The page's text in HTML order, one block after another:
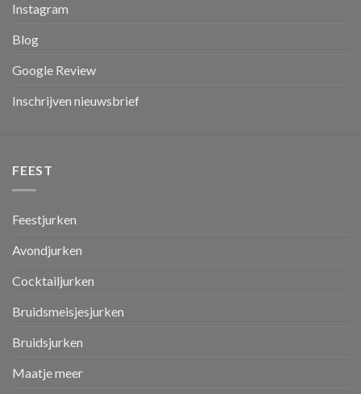
Instagram
Blog
Google Review
Inschrijven nieuwsbrief
FEEST
Feestjurken
Avondjurken
Cocktailjurken
Bruidsmeisjesjurken
Bruidsjurken
Maatje meer